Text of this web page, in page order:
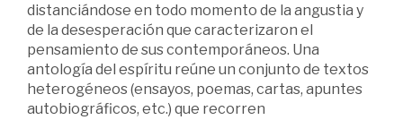
distanciándose en todo momento de la angustia y
de la desesperación que caracterizaron el
pensamiento de sus contemporáneos. Una
antología del espíritu reúne un conjunto de textos
heterogéneos (ensayos, poemas, cartas, apuntes
autobiográficos, etc.) que recorren